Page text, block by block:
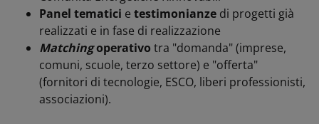
Panel tematici e testimonianze di progetti già
realizzati e in fase di realizzazione
Matchingoperativo tra "domanda" (imprese,
comuni, scuole, terzo settore) e "offerta"
(fornitori di tecnologie, ESCO, liberi professionisti,
associazioni).